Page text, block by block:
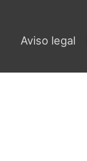
Aviso legal